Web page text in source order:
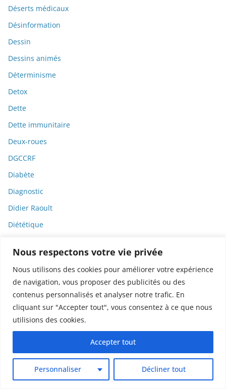
Nous respectons votre vie privée
Nous utilisons des cookies pour améliorer votre expérience
de navigation, vous proposer des publicités ou des
contenus personnalisés et analyser notre trafic. En
cliquant sur "Accepter tout", vous consentez à ce que nous
utilisions des cookies.
Personnaliser Décliner tout
Accepter tout
Déserts médicaux
Désinformation
Dessin
Dessins animés
Déterminisme
Detox
Dette
Dette immunitaire
Deux-roues
DGCCRF
Diabète
Diagnostic
Didier Raoult
Diététique
Dignité
Diplomatie
Dispositifs médicaux
Dlct
Doctolib
DODGE
Donald Trump